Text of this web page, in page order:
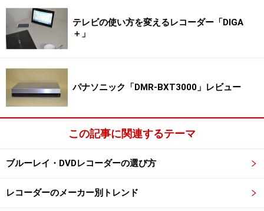
テレビの使い方を変えるレコーダー「DIGA
＋」
パナソニック「DMR-BXT3000」レビュー
この記事に関連するテーマ
ブルーレイ・DVDレコーダーの選び方
レコーダーのメーカー別トレンド